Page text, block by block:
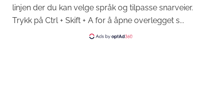
linjen der du kan velge språk og tilpasse snarveier.
Trykk på Ctrl + Skift + A for å åpne overlegget s...